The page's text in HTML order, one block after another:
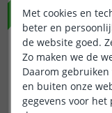
Met cookies en
beter en
de website goed.
Zo maken we de
Daarom
en buiten onze
gegevens voor